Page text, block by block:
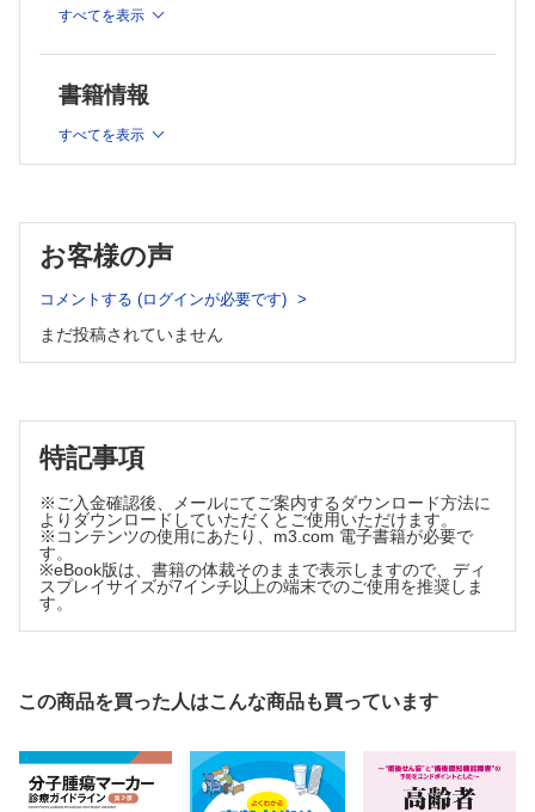
がん
がん患者の理学療法総論
Case 9
おわりに 加古誠人
運動器障害
肥満を呈する下肢関節疾患に対する理学療法
Case 1
内部障害
虚血性心疾患に対する理学療法総論
肥満を呈する虚血性心疾患に対する理学療法
Case 3
Case 4
5 肥満を呈する患者の心臓血管外科手術後 大瀧 侑
心臓血管外科手術後の理学療法総論
肥満を呈する患者の心臓血管外科手術後の理学療法
Case 5
6 肥満を呈する呼吸器疾患 渡邉陽介
7 肥満を呈する糖尿病 猪熊正美
肥満を呈する糖尿病に対する理学療法
Case 7
脳血管障害
すべてを表示
書籍情報
すべてを表示
お客様の声
コメントする (ログインが必要です)
まだ投稿されていません
特記事項
※ご入金確認後、メールにてご案内するダウンロード方法に
よりダウンロードしていただくとご使用いただけます。
※コンテンツの使用にあたり、m3.com 電子書籍が必要で
す。
※eBook版は、書籍の体裁そのままで表示しますので、ディ
スプレイサイズが7インチ以上の端末でのご使用を推奨しま
す。
この商品を買った人はこんな商品も買っています